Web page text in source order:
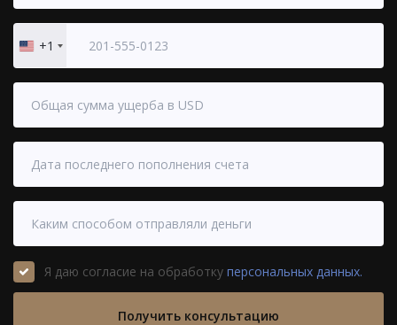
United
States
+1
Я даю согласие на обработку персональных данных.
Получить консультацию